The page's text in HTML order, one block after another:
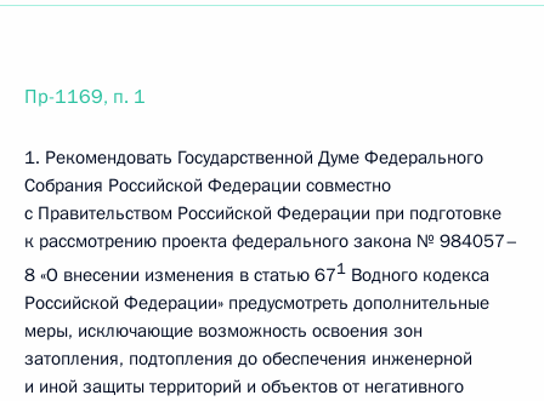
Пр-1169, п. 1
1. Рекомендовать Государственной Думе Федерального
Собрания Российской Федерации совместно
с Правительством Российской Федерации при подготовке
к рассмотрению проекта федерального закона № 984057–
8 «О внесении изменения в статью 671 Водного кодекса
Российской Федерации» предусмотреть дополнительные
меры, исключающие возможность освоения зон
затопления, подтопления до обеспечения инженерной
и иной защиты территорий и объектов от негативного